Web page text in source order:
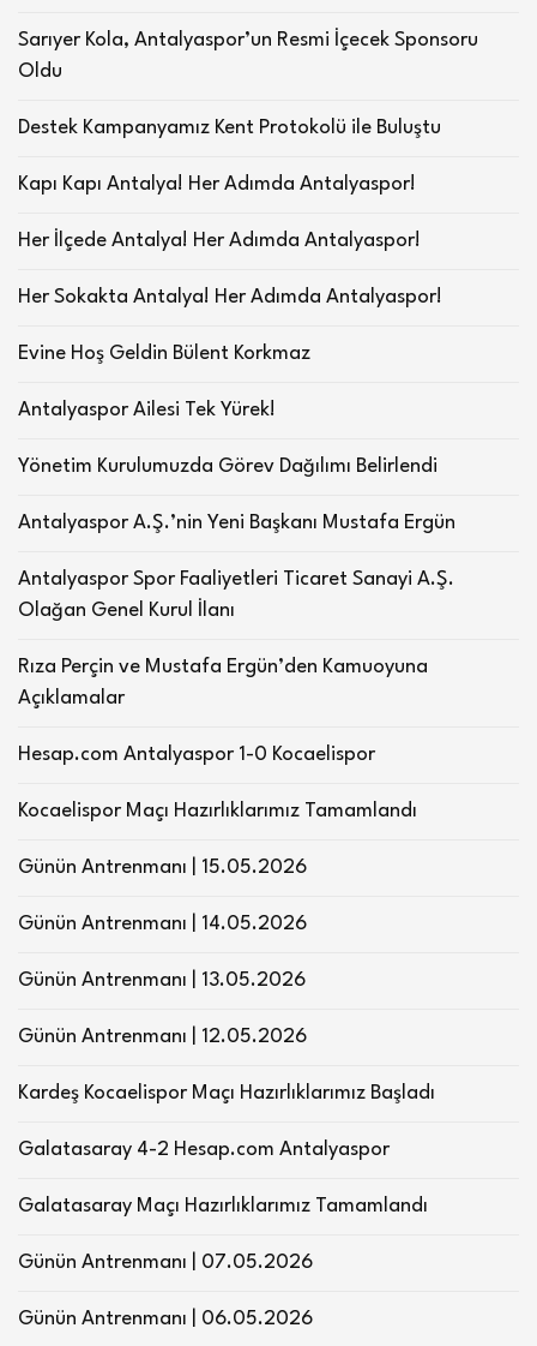
Sarıyer Kola, Antalyaspor’un Resmi İçecek Sponsoru
Oldu
Destek Kampanyamız Kent Protokolü ile Buluştu
Kapı Kapı Antalya! Her Adımda Antalyaspor!
Her İlçede Antalya! Her Adımda Antalyaspor!
Her Sokakta Antalya! Her Adımda Antalyaspor!
Evine Hoş Geldin Bülent Korkmaz
Antalyaspor Ailesi Tek Yürek!
Yönetim Kurulumuzda Görev Dağılımı Belirlendi
Antalyaspor A.Ş.’nin Yeni Başkanı Mustafa Ergün
Antalyaspor Spor Faaliyetleri Ticaret Sanayi A.Ş.
Olağan Genel Kurul İlanı
Rıza Perçin ve Mustafa Ergün’den Kamuoyuna
Açıklamalar
Hesap.com Antalyaspor 1-0 Kocaelispor
Kocaelispor Maçı Hazırlıklarımız Tamamlandı
Günün Antrenmanı | 15.05.2026
Günün Antrenmanı | 14.05.2026
Günün Antrenmanı | 13.05.2026
Günün Antrenmanı | 12.05.2026
Kardeş Kocaelispor Maçı Hazırlıklarımız Başladı
Galatasaray 4-2 Hesap.com Antalyaspor
Galatasaray Maçı Hazırlıklarımız Tamamlandı
Günün Antrenmanı | 07.05.2026
Günün Antrenmanı | 06.05.2026